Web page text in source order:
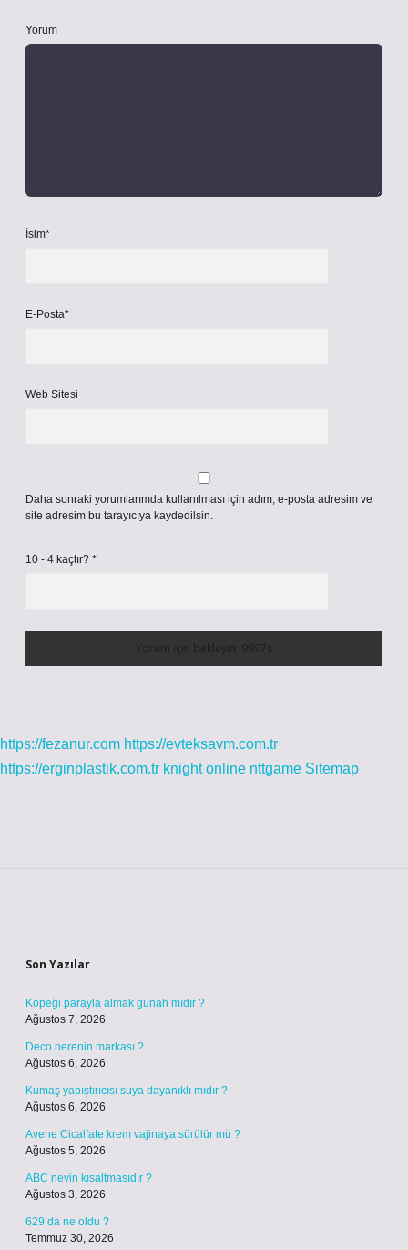
Yorum
İsim*
E-Posta*
Web Sitesi
Daha sonraki yorumlarımda kullanılması için adım, e-posta adresim ve
site adresim bu tarayıcıya kaydedilsin.
10 - 4 kaçtır? *
https://fezanur.com https://evteksavm.com.tr
https://erginplastik.com.tr knight online nttgame Sitemap
Son Yazılar
Köpeği parayla almak günah mıdır ?
Ağustos 7, 2026
Deco nerenin markası ?
Ağustos 6, 2026
Kumaş yapıştırıcısı suya dayanıklı mıdır ?
Ağustos 6, 2026
Avene Cicalfate krem vajinaya sürülür mü ?
Ağustos 5, 2026
ABC neyin kısaltmasıdır ?
Ağustos 3, 2026
629’da ne oldu ?
Temmuz 30, 2026